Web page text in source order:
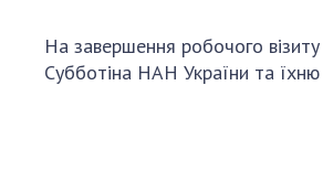
На завершення робочого візиту
Субботіна НАН України та їхню